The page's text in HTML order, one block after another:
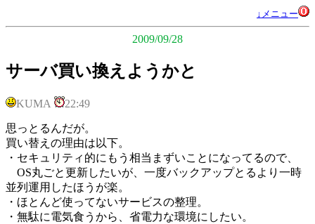
↓メニュー
2009/09/28
サーバ買い換えようかと
KUMA 22:49
思っとるんだが。
買い替えの理由は以下。
・セキュリティ的にもう相当まずいことになってるので、
OS丸ごと更新したいが、一度バックアップとるより一時
並列運用したほうが楽。
・ほとんど使ってないサービスの整理。
・無駄に電気食うから、省電力な環境にしたい。